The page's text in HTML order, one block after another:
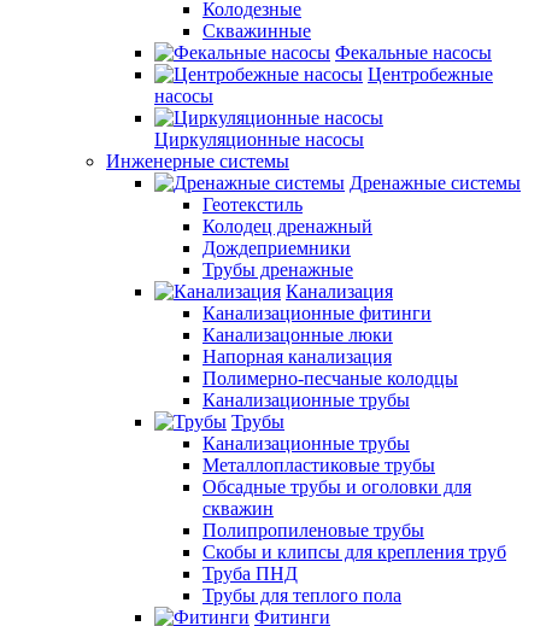
Колодезные
Скважинные
Фекальные насосы
Центробежные
насосы
Циркуляционные насосы
Инженерные системы
Дренажные системы
Геотекстиль
Колодец дренажный
Дождеприемники
Трубы дренажные
Канализация
Канализационные фитинги
Канализацонные люки
Напорная канализация
Полимерно-песчаные колодцы
Канализационные трубы
Трубы
Канализационные трубы
Металлопластиковые трубы
Обсадные трубы и оголовки для
скважин
Полипропиленовые трубы
Скобы и клипсы для крепления труб
Труба ПНД
Трубы для теплого пола
Фитинги